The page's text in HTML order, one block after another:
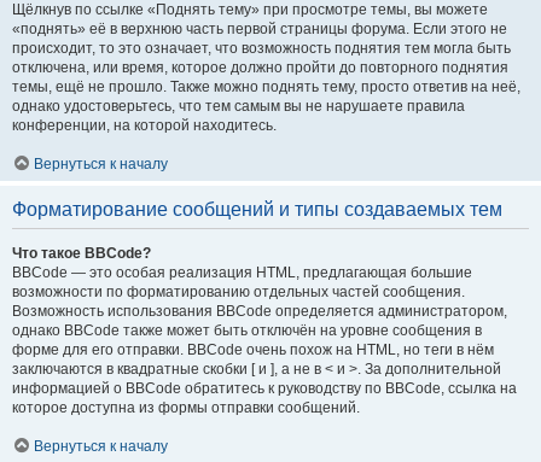
Щёлкнув по ссылке «Поднять тему» при просмотре темы, вы можете
«поднять» её в верхнюю часть первой страницы форума. Если этого не
происходит, то это означает, что возможность поднятия тем могла быть
отключена, или время, которое должно пройти до повторного поднятия
темы, ещё не прошло. Также можно поднять тему, просто ответив на неё,
однако удостоверьтесь, что тем самым вы не нарушаете правила
конференции, на которой находитесь.
Вернуться к началу
Форматирование сообщений и типы создаваемых тем
Что такое BBCode?
BBCode — это особая реализация HTML, предлагающая большие
возможности по форматированию отдельных частей сообщения.
Возможность использования BBCode определяется администратором,
однако BBCode также может быть отключён на уровне сообщения в
форме для его отправки. BBCode очень похож на HTML, но теги в нём
заключаются в квадратные скобки [ и ], а не в < и >. За дополнительной
информацией о BBCode обратитесь к руководству по BBCode, ссылка на
которое доступна из формы отправки сообщений.
Вернуться к началу